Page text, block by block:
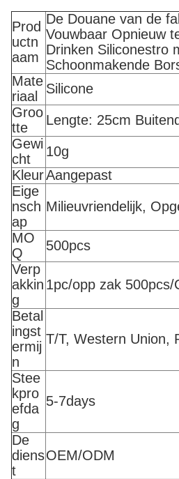
Prod
uctn
aam
De Douane van de
Vouwbaar Opnieuw
Drinken Siliconestro
Schoonmakende
Mate
riaal
Silicone
Groo
tte
Lengte: 25cm
Gewi
cht
10g
KleurAangepast
Eige
nsch
ap
Milieuvriendelijk,
MO
Q
500pcs
Verp
akkin
g
1pc/opp zak 500pcs/
Betal
ingst
ermij
n
T/T, Western Union,
Stee
kpro
efda
g
5-7days
De
diens
t
OEM/ODM